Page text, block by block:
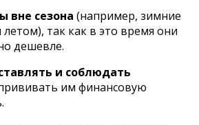
вне сезона (например, зимние
так как в это время они
дешевле.
и соблюдать
им финансовую